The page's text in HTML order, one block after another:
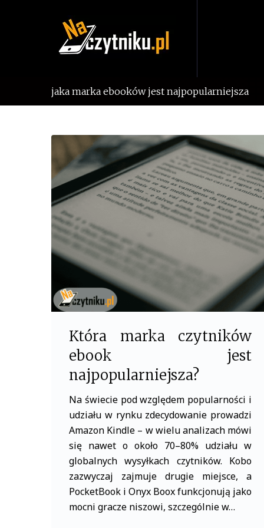
jaka marka ebooków jest najpopularniejsza
Tag:
jaka
marka
ebooków
jest
najpopularniejsza
Która marka czytników
ebook jest
najpopularniejsza?
Na świecie pod względem popularności i
udziału w rynku zdecydowanie prowadzi
Amazon Kindle – w wielu analizach mówi
się nawet o około 70–80% udziału w
globalnych wysyłkach czytników. Kobo
zazwyczaj zajmuje drugie miejsce, a
PocketBook i Onyx Boox funkcjonują jako
mocni gracze niszowi, szczególnie w…